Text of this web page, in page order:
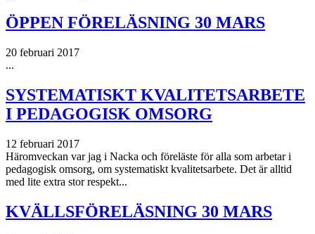
ÖPPEN FÖRELÄSNING 30 MARS
20 februari 2017
...
SYSTEMATISKT KVALITETSARBETE
I PEDAGOGISK OMSORG
12 februari 2017
Häromveckan var jag i Nacka och föreläste för alla som arbetar i
pedagogisk omsorg, om systematiskt kvalitetsarbete. Det är alltid
med lite extra stor respekt...
KVÄLLSFÖRELÄSNING 30 MARS